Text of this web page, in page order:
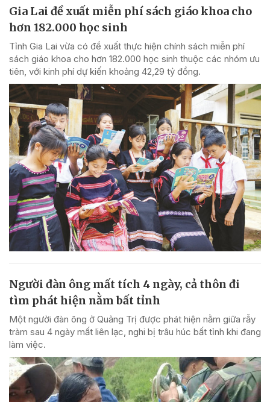
Gia Lai đề xuất miễn phí sách giáo khoa cho
hơn 182.000 học sinh
Tỉnh Gia Lai vừa có đề xuất thực hiện chính sách miễn phí
sách giáo khoa cho hơn 182.000 học sinh thuộc các nhóm ưu
tiên, với kinh phí dự kiến khoảng 42,29 tỷ đồng.
Người đàn ông mất tích 4 ngày, cả thôn đi
tìm phát hiện nằm bất tỉnh
Một người đàn ông ở Quảng Trị được phát hiện nằm giữa rẫy
tràm sau 4 ngày mất liên lạc, nghi bị trâu húc bất tỉnh khi đang
làm việc.